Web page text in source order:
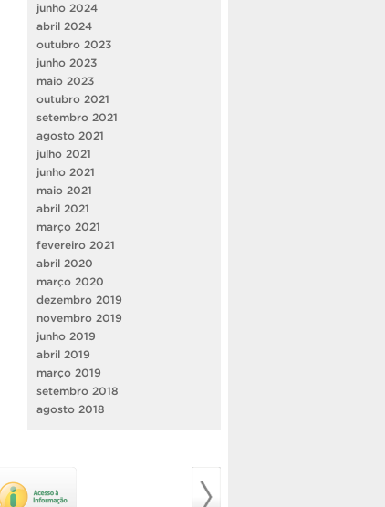
junho 2024
abril 2024
outubro 2023
junho 2023
maio 2023
outubro 2021
setembro 2021
agosto 2021
julho 2021
junho 2021
maio 2021
abril 2021
março 2021
fevereiro 2021
abril 2020
março 2020
dezembro 2019
novembro 2019
junho 2019
abril 2019
março 2019
setembro 2018
agosto 2018